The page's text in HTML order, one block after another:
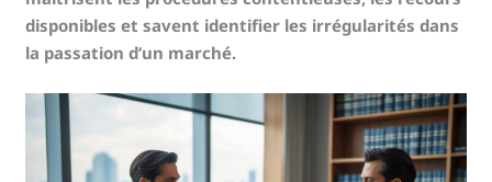
disponibles et savent identifier les irrégularités dans
la passation d’un marché.